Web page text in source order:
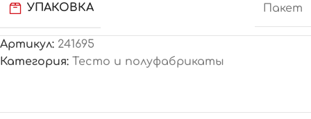
УПАКОВКА Пакет
Артикул: 241695
Категория: Тесто и полуфабрикаты